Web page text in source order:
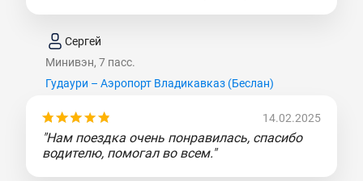
Сергей
Минивэн, 7 пасс.
Гудаури – Аэропорт Владикавказ (Беслан)
14.02.2025
"Нам поездка очень понравилась, спасибо
водителю, помогал во всем."